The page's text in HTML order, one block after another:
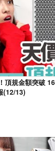
頂規金額突破
(12/13)